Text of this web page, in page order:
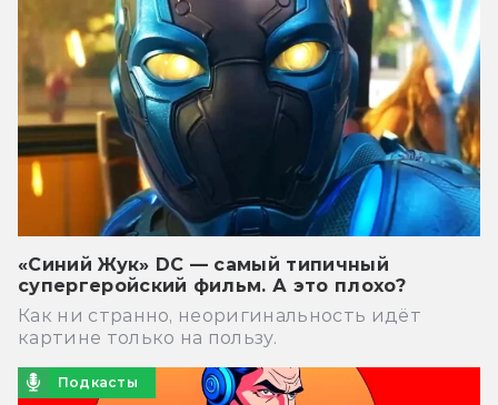
«Синий Жук» DC — самый типичный
супергеройский фильм. А это плохо?
Как ни странно, неоригинальность идёт
картине только на пользу.
Подкасты